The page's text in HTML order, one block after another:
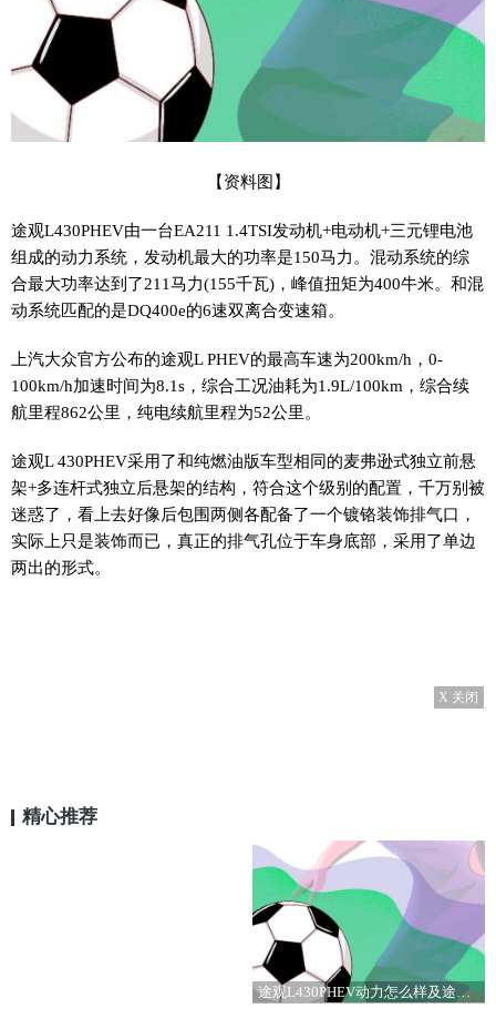
【资料图】
途观L430PHEV由一台EA211 1.4TSI发动机+电动机+三元锂电池
组成的动力系统，发动机最大的功率是150马力。混动系统的综
合最大功率达到了211马力(155千瓦)，峰值扭矩为400牛米。和混
动系统匹配的是DQ400e的6速双离合变速箱。
上汽大众官方公布的途观L PHEV的最高车速为200km/h，0-
100km/h加速时间为8.1s，综合工况油耗为1.9L/100km，综合续
航里程862公里，纯电续航里程为52公里。
途观L 430PHEV采用了和纯燃油版车型相同的麦弗逊式独立前悬
架+多连杆式独立后悬架的结构，符合这个级别的配置，千万别被
迷惑了，看上去好像后包围两侧各配备了一个镀铬装饰排气口，
实际上只是装饰而已，真正的排气孔位于车身底部，采用了单边
两出的形式。
X 关闭
精心推荐
途观L430PHEV动力怎么样及途观L插电混动PHEV悬架结构解析